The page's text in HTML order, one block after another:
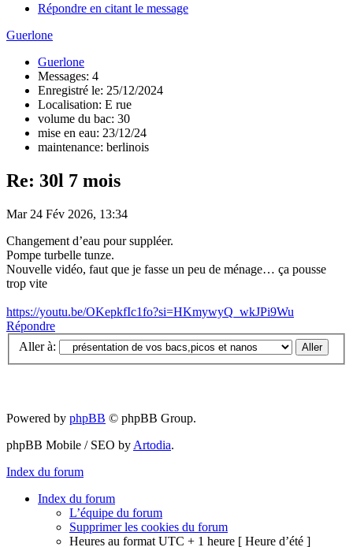
Répondre en citant le message
Guerlone
Guerlone
Messages: 4
Enregistré le: 25/12/2024
Localisation: E rue
volume du bac: 30
mise en eau: 23/12/24
maintenance: berlinois
Re: 30l 7 mois
Mar 24 Fév 2026, 13:34
Changement d’eau pour suppléer.
Pompe turbelle tunze.
Nouvelle vidéo, faut que je fasse un peu de ménage… ça pousse
trop vite
https://youtu.be/OKepkfIc1fo?si=HKmywyQ_wkJPi9Wu
Répondre
Aller à:
Powered by phpBB © phpBB Group.
phpBB Mobile / SEO by Artodia.
Index du forum
Index du forum
L’équipe du forum
Supprimer les cookies du forum
Heures au format UTC + 1 heure [ Heure d’été ]